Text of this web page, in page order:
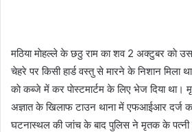
मठिया माेहल्ले के छठु राम का शव 2 अक्टुबर काे
चेहरे पर किसी हार्ड वस्तु से मारने के निशान मिला
काे कब्जे में कर पाेस्टमार्टम के लिए भेज दिया था।
अज्ञात के खिलाफ टाउन थाना में एफआईआर दर्ज
घटनास्थल की जांच के बाद पुलिस ने मृतक के पत्नी